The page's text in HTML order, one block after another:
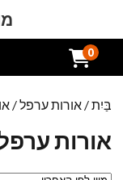
0
בַּיִת/ אורות ערפל/
אורות